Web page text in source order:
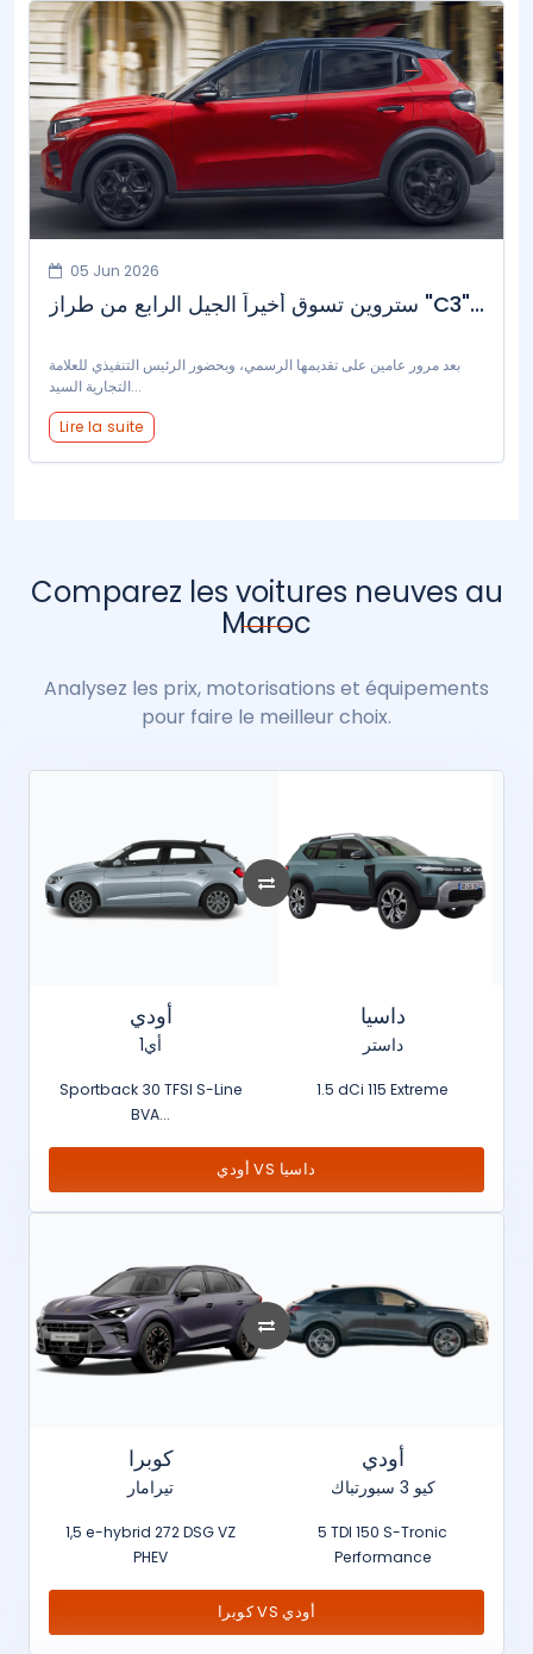
05 Jun 2026
ستروين تسوق أخيراً الجيل الرابع من طراز "C3"...
بعد مرور عامين على تقديمها الرسمي، وبحضور الرئيس التنفيذي للعلامة
التجارية السيد...
Lire la suite
Comparez les voitures neuves au
Maroc
Analysez les prix, motorisations et équipements
pour faire le meilleur choix.
أودي
أي1
Sportback 30 TFSI S-Line
BVA...
داسيا
داستر
1.5 dCi 115 Extreme
أودي VS داسيا
كوبرا
تيرامار
1,5 e-hybrid 272 DSG VZ
PHEV
أودي
كيو 3 سبورتباك
5 TDI 150 S-Tronic
Performance
كوبرا VS أودي